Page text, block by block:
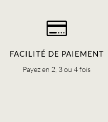

FACILITÉ DE PAIEMENT
Payez en 2, 3 ou 4 fois